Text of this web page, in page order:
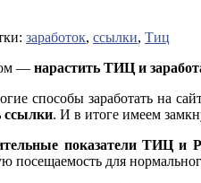
заработок, ссылки, Тиц
— нарастить ТИЦ и
способы заработать на
ссылки. И в итоге имеем
показатели ТИЦ и
посещаемость для